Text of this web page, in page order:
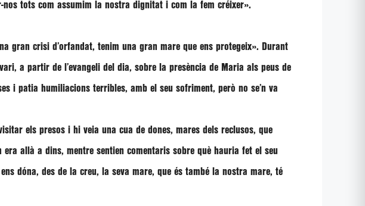
nos tots com assumim la nostra dignitat i com la fem créixer».
gran crisi d’orfandat, tenim una gran mare que ens protegeix». Durant
a partir de l’evangeli del dia, sobre la presència de Maria als peus de
i patia humiliacions terribles, amb el seu sofriment, però no se’n va
els presos i hi veia una cua de dones, mares dels reclusos, que
era allà a dins, mentre sentien comentaris sobre què hauria fet el seu
dóna, des de la creu, la seva mare, que és també la nostra mare, té